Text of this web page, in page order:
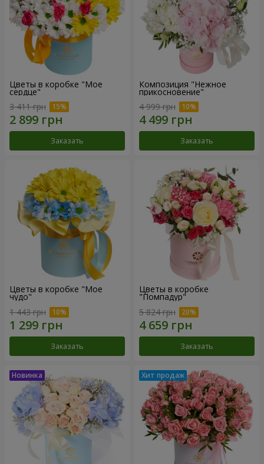
Цветы в коробке "Мое
сердце"
3 411 грн
Заказать
Композиция "Нежное
прикосновение"
4 999 грн
Заказать
Цветы в коробке "Мое
чудо"
1 443 грн
Заказать
Цветы в коробке
"Помпадур"
5 824 грн
Заказать